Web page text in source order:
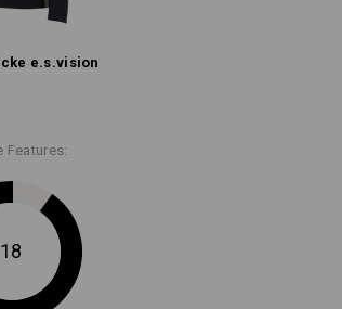
e.s.​vision
Features:
18